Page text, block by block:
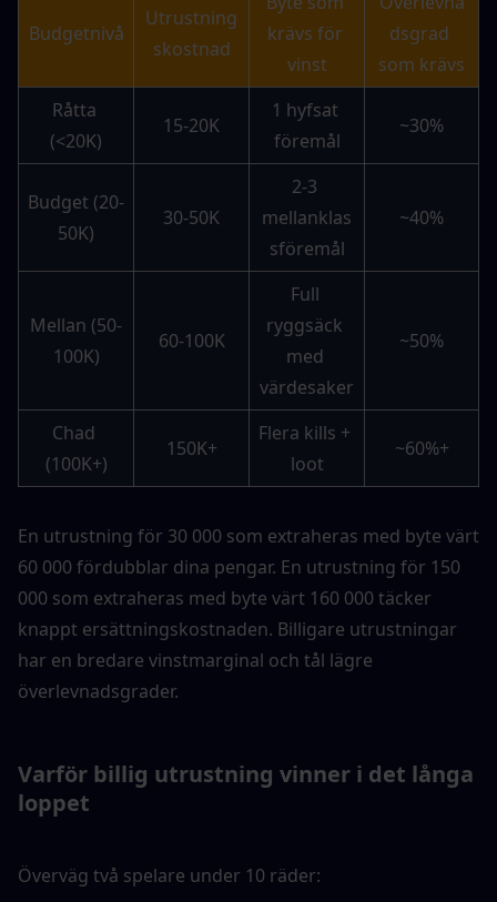
Budgetnivå
Utrustning
skostnad
krävs för
vinst
dsgrad
som krävs
Råtta
(<20K)
15-20K
1 hyfsat
föremål
~30%
Budget (20-
50K)
30-50K
2-3
mellanklas
sföremål
~40%
Mellan (50-
100K)
60-100K
Full
ryggsäck
med
värdesaker
~50%
Chad
(100K+)
150K+
Flera kills +
loot
~60%+
En utrustning för 30 000 som extraheras med byte värt
60 000 fördubblar dina pengar. En utrustning för 150
000 som extraheras med byte värt 160 000 täcker
knappt ersättningskostnaden. Billigare utrustningar
har en bredare vinstmarginal och tål lägre
överlevnadsgrader.
Varför billig utrustning vinner i det långa
loppet
Överväg två spelare under 10 räder: